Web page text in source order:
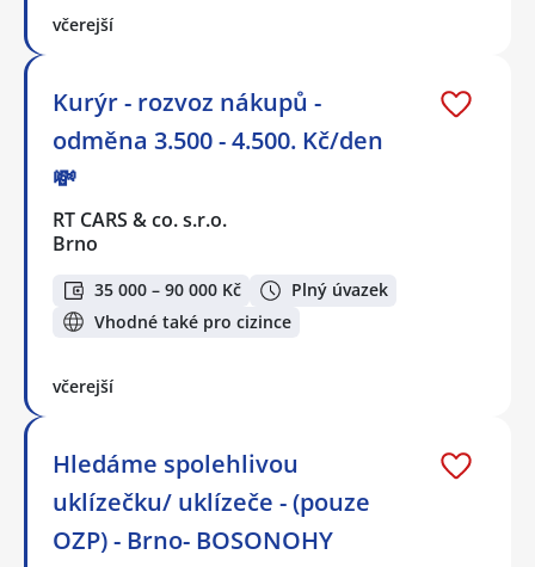
včerejší
Kurýr - rozvoz nákupů -
odměna 3.500 - 4.500. Kč/den
💸
RT CARS & co. s.r.o.
Brno
35 000 – 90 000 Kč
Plný úvazek
Vhodné také pro cizince
včerejší
Hledáme spolehlivou
uklízečku/ uklízeče - (pouze
OZP) - Brno- BOSONOHY